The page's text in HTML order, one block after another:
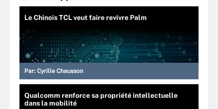
Le Chinois TCL veut faire revivre Palm
Par: Cyrille Chausson
Qualcomm renforce sa propriété intellectuelle
dans la mobilité